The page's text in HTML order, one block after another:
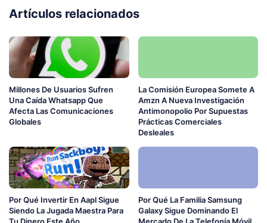
Artículos relacionados
Millones De Usuarios Sufren
Una Caída Whatsapp Que
Afecta Las Comunicaciones
Globales
La Comisión Europea Somete A
Amzn A Nueva Investigación
Antimonopolio Por Supuestas
Prácticas Comerciales
Desleales
Por Qué Invertir En Aapl Sigue
Siendo La Jugada Maestra Para
Por Qué La Familia Samsung
Galaxy Sigue Dominando El